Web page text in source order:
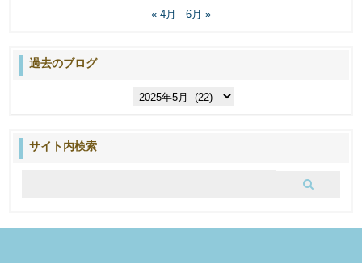
« 4月 6月 »
過去のブログ
サイト内検索